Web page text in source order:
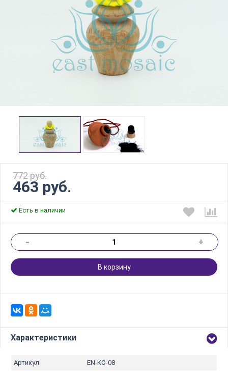
463 руб.
772 руб.
Есть в наличии
- +
В корзину
Характеристики
Артикул EN-KO-08